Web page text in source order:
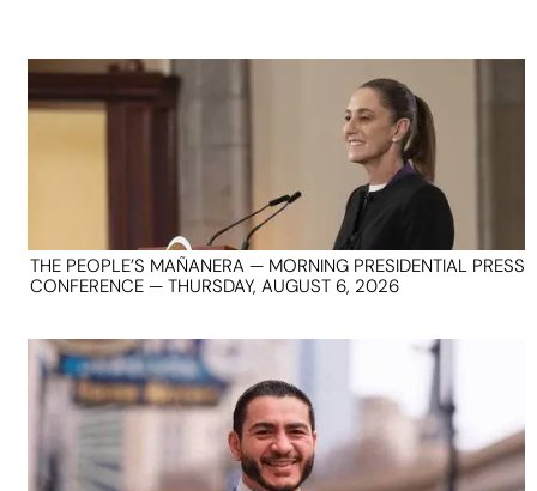
THE PEOPLE’S MAÑANERA — MORNING PRESIDENTIAL PRESS
CONFERENCE — THURSDAY, AUGUST 6, 2026